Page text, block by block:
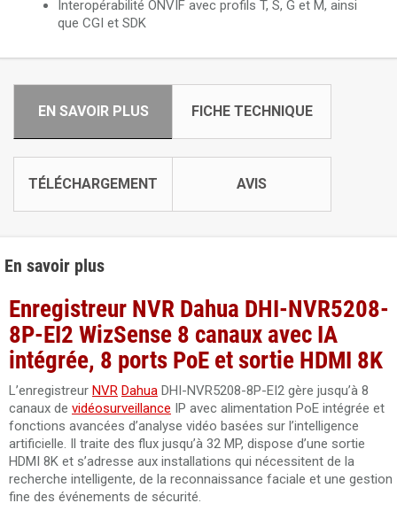
Interopérabilité ONVIF avec profils T, S, G et M, ainsi
que CGI et SDK
EN SAVOIR PLUS FICHE TECHNIQUE
TÉLÉCHARGEMENT AVIS
En savoir plus
Enregistreur NVR Dahua DHI-NVR5208-
8P-EI2 WizSense 8 canaux avec IA
intégrée, 8 ports PoE et sortie HDMI 8K
L’enregistreur NVR Dahua DHI-NVR5208-8P-EI2 gère jusqu’à 8
canaux de vidéosurveillance IP avec alimentation PoE intégrée et
fonctions avancées d’analyse vidéo basées sur l’intelligence
artificielle. Il traite des flux jusqu’à 32 MP, dispose d’une sortie
HDMI 8K et s’adresse aux installations qui nécessitent de la
recherche intelligente, de la reconnaissance faciale et une gestion
fine des événements de sécurité.